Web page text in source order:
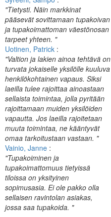
"Tietysti. Näin markkinat
pääsevät sovittamaan tupakoivan
ja tupakoimattoman väestönosan
tarpeet yhteen. "
Uotinen, Patrick :
"Valtion ja lakien ainoa tehtävä on
turvata jokaiselle yksilölle kuuluva
henkilökohtainen vapaus. Siksi
laeilla tulee rajoittaa ainoastaan
sellaista toimintaa, jolla pyritään
rajoittamaan muiden yksilöiden
vapautta. Jos laeilla rajoitetaan
muuta toimintaa, ne kääntyvät
omaa tarkoitustaan vastaan. "
Vainio, Janne :
"Tupakoiminen ja
tupakoimattomuus tietyissä
tiloissa on yksityinen
sopimusasia. Ei ole pakko olla
sellaisen ravintolan asiakas,
jossa saa tupakoida. "